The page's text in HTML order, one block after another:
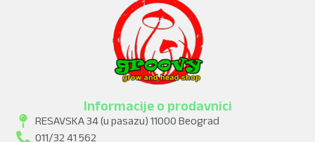
Informacije o prodavnici
RESAVSKA 34 (u pasazu) 11000 Beograd
011/32 41 562